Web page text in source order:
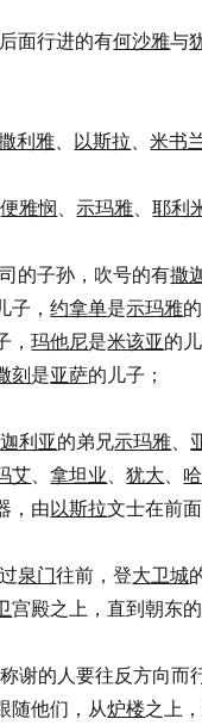
面行进的有何沙雅与
利雅、 以斯拉、米书
便雅悯、示玛雅、耶利
的子孙，吹号的有撒
子，约拿单是示玛雅
，玛他尼是米该亚的
刻是亚萨的儿子；
利亚的弟兄示玛雅、
艾、拿坦业、犹大、
，由以斯拉文士在前面
泉门往前，登大卫城
宫殿之上，直到朝东的
谢的人要往反方向而
随他们，从炉楼之上